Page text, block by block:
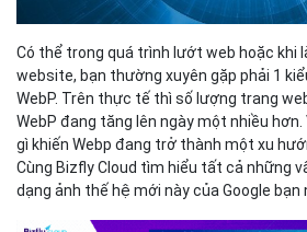
Có thể trong quá trình lướt web hoặc khi
website, bạn thường xuyên gặp phải 1
WebP. Trên thực tế thì số lượng trang
WebP đang tăng lên ngày một nhiều hơn.
gì khiến Webp đang trở thành một xu
Cùng Bizfly Cloud tìm hiểu tất cả những
dạng ảnh thế hệ mới này của Google bạn